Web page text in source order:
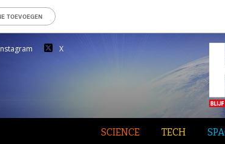
TOEVOEGEN
X
SCIENCE TECH